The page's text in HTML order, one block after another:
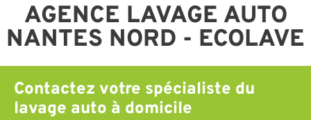
AGENCE LAVAGE AUTO
NANTES NORD - ECOLAVE
Contactez votre spécialiste du
lavage auto à domicile